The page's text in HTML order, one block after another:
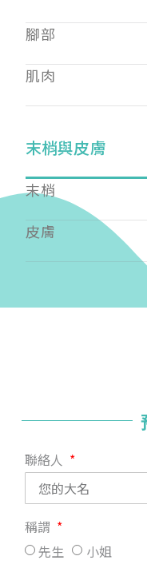
腳部
肌肉
末梢與皮膚
末梢
皮膚
聯絡人
稱謂
先生
小姐
【會費】
入會費新臺幣1200
費1200元，於每年
入會費新臺幣3000
費3000元，於每年
戶名: 社團法人台灣
帳號: 003-03-
銀行: (013) 國泰世